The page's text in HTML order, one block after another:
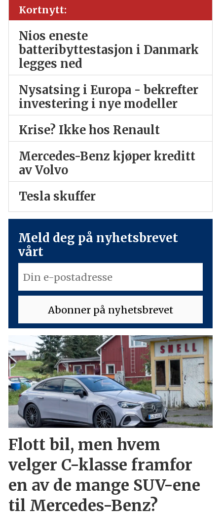
Kortnytt:
Nios eneste
batteribyttestasjon i Danmark
legges ned
Nysatsing i Europa - bekrefter
investering i nye modeller
Krise? Ikke hos Renault
Mercedes-Benz kjøper kreditt
av Volvo
Tesla skuffer
Meld deg på nyhetsbrevet
vårt
Flott bil, men hvem
velger C-klasse framfor
en av de mange SUV-ene
til Mercedes-Benz?